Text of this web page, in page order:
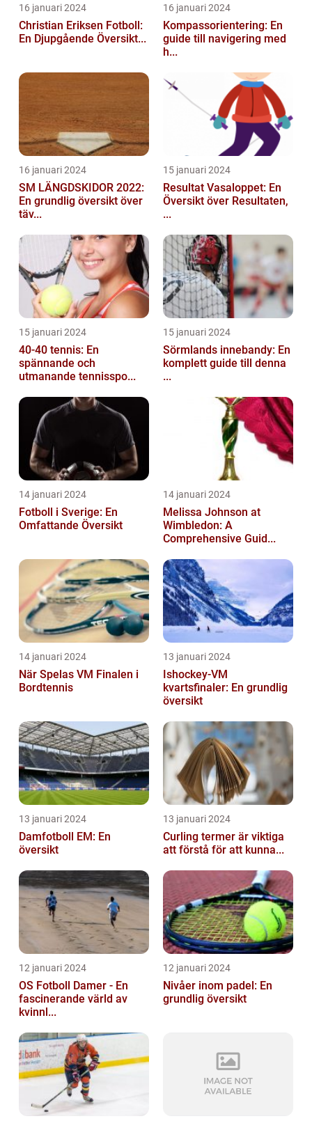
16 januari 2024
Christian Eriksen Fotboll:
En Djupgående Översikt...
16 januari 2024
Kompassorientering: En
guide till navigering med
h...
16 januari 2024
SM LÄNGDSKIDOR 2022:
En grundlig översikt över
täv...
15 januari 2024
Resultat Vasaloppet: En
Översikt över Resultaten,
...
15 januari 2024
40-40 tennis: En
spännande och
utmanande tennisspo...
15 januari 2024
Sörmlands innebandy: En
komplett guide till denna
...
14 januari 2024
Fotboll i Sverige: En
Omfattande Översikt
14 januari 2024
Melissa Johnson at
Wimbledon: A
Comprehensive Guid...
14 januari 2024
När Spelas VM Finalen i
Bordtennis
13 januari 2024
Ishockey-VM
kvartsfinaler: En grundlig
översikt
13 januari 2024
Damfotboll EM: En
översikt
13 januari 2024
Curling termer är viktiga
att förstå för att kunna...
12 januari 2024
OS Fotboll Damer - En
fascinerande värld av
kvinnl...
12 januari 2024
Nivåer inom padel: En
grundlig översikt